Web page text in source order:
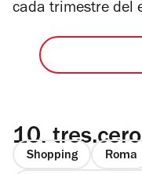
cada trimestre del
10.
Shopping Roma